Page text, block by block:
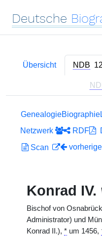
Deutsche
Übersicht NDB
GenealogieBiographie
Netzwerk
RDF
Scan
Konrad IV.
Bischof von
Administrator) und
Konrad II.), * um 1456,